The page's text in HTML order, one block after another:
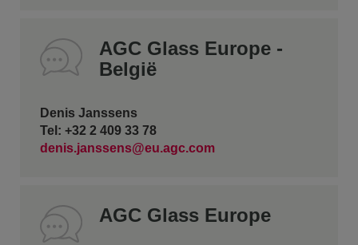
AGC Glass Europe -
België
Denis Janssens
Tel: +32 2 409 33 78
denis.janssens@eu.agc.com
AGC Glass Europe